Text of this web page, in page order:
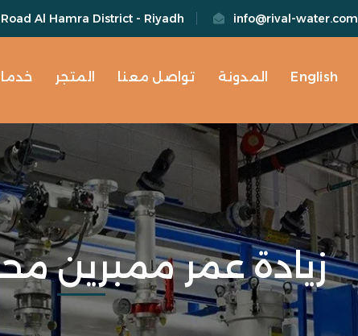
info@rival-water.com
Al Hamra District - Riyadh
المتجر تواصل معنا المدونة English
زيادة عمر ممبرين